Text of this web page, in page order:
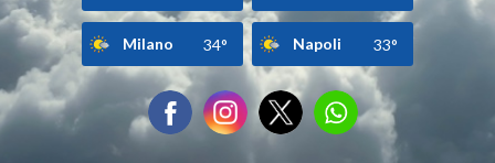
Milano 34° Napoli 33°